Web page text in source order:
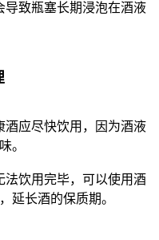
致瓶塞长期浸泡在酒液
应尽快饮用，因为酒液
。
饮用完毕，可以使用酒
延长酒的保质期。